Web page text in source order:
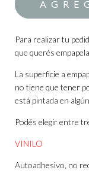
Para realizar tu
que querés
La superficie a
no tiene que tener
está pintada en
Podés elegir entre
VINILO
Autoadhesivo, no